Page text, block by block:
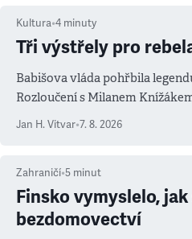
Kultura•4 minuty
Tři výstřely pro
Babišova vláda pohřbila
Rozloučení s Milanem
salvy i kritika pokrokářů
Jan H. Vitvar•7. 8. 2026
Zahraničí•5 minut
Finsko vymyslelo,
bezdomovectví